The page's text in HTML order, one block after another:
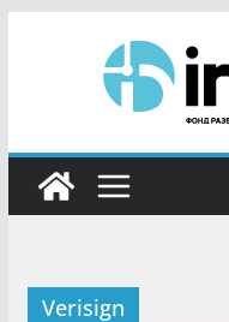
Verisign